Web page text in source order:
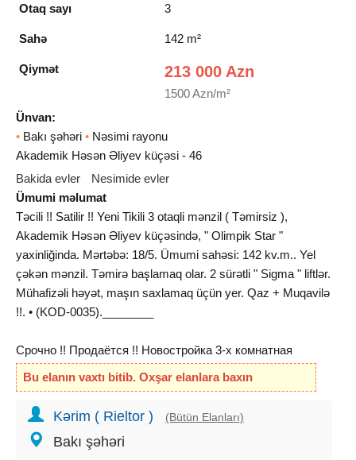
Otaq sayı 3
Sahə 142 m²
Qiymət 213 000 Azn
1500 Azn/m²
Ünvan:
• Bakı şəhəri • Nəsimi rayonu
Akademik Həsən Əliyev küçəsi - 46
Bakida evler
Nesimide evler
Ümumi məlumat
Təcili !! Satilir !! Yeni Tikili 3 otaqli mənzil ( Təmirsiz ),
Akademik Həsən Əliyev küçəsində, " Olimpik Star "
yaxinliğinda. Mərtəbə: 18/5. Ümumi sahəsi: 142 kv.m.. Yel
çəkən mənzil. Təmirə başlamaq olar. 2 sürətli " Sigma " liftlər.
Mühafizəli həyət, maşın saxlamaq üçün yer. Qaz + Muqavilə
!!. • (KOD-0035).________
Срочно !! Продаётся !! Новостройка 3-х комнатная
квартира ( под маяк ), по улице Академика Гасана
Алиева, около " Олимпик Cтар ". Этаж: 5/18. Общая
площадь: 142 кв.м.. Сквозная Квартира. Можно
приступать к ремонту. 2 скоростных бесшумных лифта "
Сигма ". Охраняемый двор, место для парковки. Газ +
Bu elanın vaxtı bitib. Oxşar elanlara baxın
Kərim ( Rieltor ) (Bütün Elanları)
Bakı şəhəri